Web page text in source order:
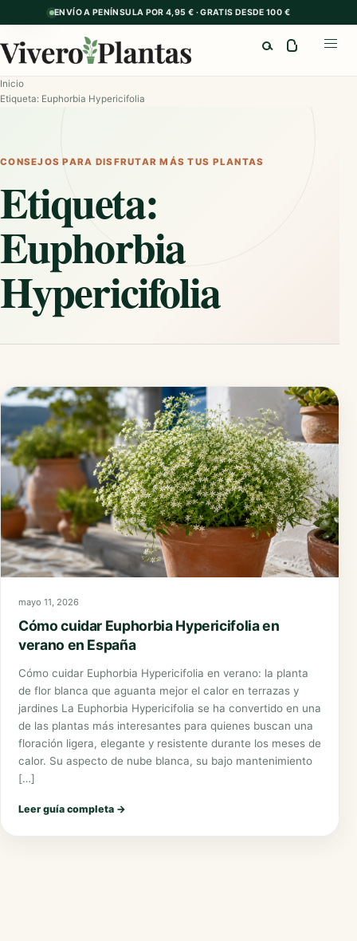
ENVÍO A PENÍNSULA POR 4,95 € · GRATIS DESDE 100 €
Inicio
Etiqueta: Euphorbia Hypericifolia
CONSEJOS PARA DISFRUTAR MÁS TUS PLANTAS
Etiqueta:
Euphorbia
Hypericifolia
mayo 11, 2026
Cómo cuidar Euphorbia Hypericifolia en
verano en España
Cómo cuidar Euphorbia Hypericifolia en verano: la planta
de flor blanca que aguanta mejor el calor en terrazas y
jardines La Euphorbia Hypericifolia se ha convertido en una
de las plantas más interesantes para quienes buscan una
floración ligera, elegante y resistente durante los meses de
calor. Su aspecto de nube blanca, su bajo mantenimiento
[…]
Leer guía completa →